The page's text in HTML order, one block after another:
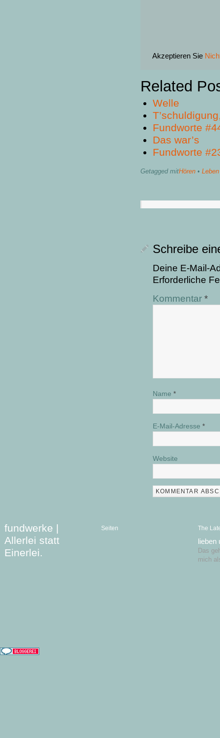
Akzeptieren Sie
Related
Welle
Fundworte
Das war’s
Fundworte
Getagged mitHören • Leben
Schreibe
Deine E-Mail-
Erforderliche
Kommentar *
Name *
E-Mail-Adresse *
Website
fundwerke |
Allerlei statt
Einerlei.
Seiten The
lieben
Das
mich